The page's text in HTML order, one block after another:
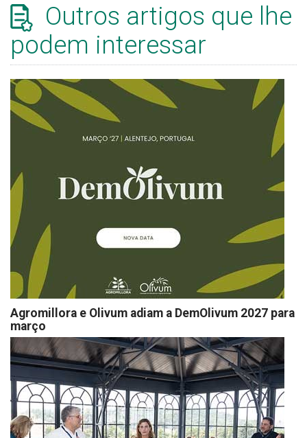
Outros artigos que lhe
podem interessar
Agromillora e Olivum adiam a DemOlivum 2027 para
março